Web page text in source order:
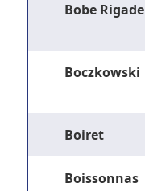
Bobe Rigade
Boczkowski
Boiret
Boissonnas